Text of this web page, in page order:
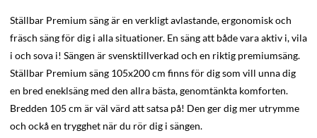
Ställbar Premium säng är en verkligt avlastande, ergonomisk och
fräsch säng för dig i alla situationer. En säng att både vara aktiv i, vila
i och sova i! Sängen är svensktillverkad och en riktig premiumsäng.
Ställbar Premium säng 105x200 cm finns för dig som vill unna dig
en bred eneklsäng med den allra bästa, genomtänkta komforten.
Bredden 105 cm är väl värd att satsa på! Den ger dig mer utrymme
och ockå en trygghet när du rör dig i sängen.